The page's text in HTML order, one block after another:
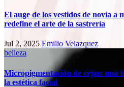
El auge de los vestidos de novia a
redefine el arte de la sastrería
Jul 2, 2025 Emilio Velazquez
belleza
Micropigmentación de cejas: una
la estética facial